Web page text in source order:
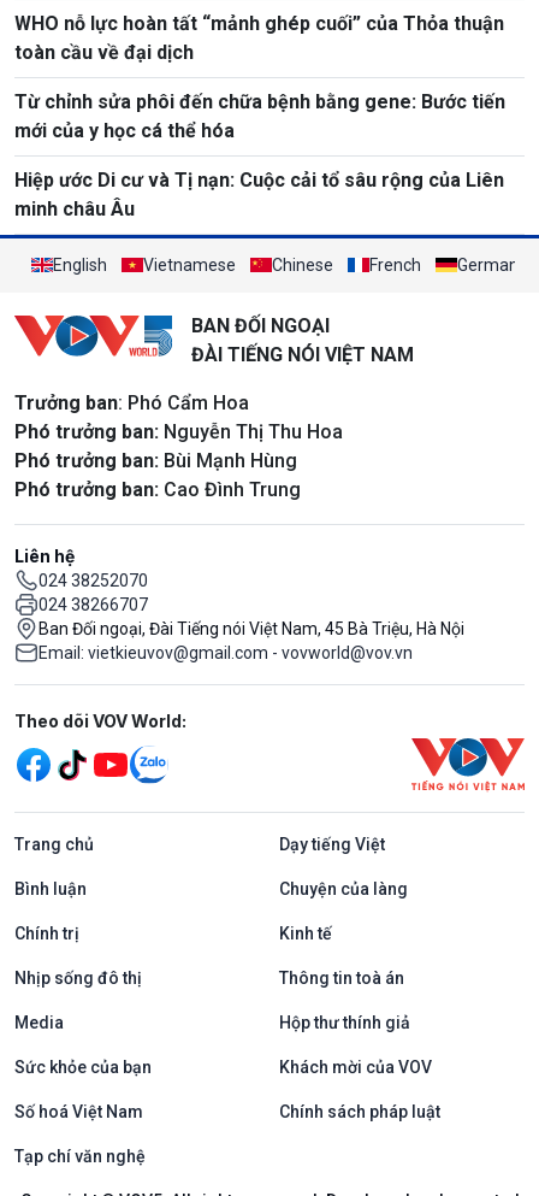
WHO nỗ lực hoàn tất “mảnh ghép cuối” của Thỏa thuận
toàn cầu về đại dịch
Từ chỉnh sửa phôi đến chữa bệnh bằng gene: Bước tiến
mới của y học cá thể hóa
Hiệp ước Di cư và Tị nạn: Cuộc cải tổ sâu rộng của Liên
minh châu Âu
English Vietnamese Chinese French German
BAN ĐỐI NGOẠI
ĐÀI TIẾNG NÓI VIỆT NAM
Trưởng ban: Phó Cẩm Hoa
Phó trưởng ban: Nguyễn Thị Thu Hoa
Phó trưởng ban: Bùi Mạnh Hùng
Phó trưởng ban: Cao Đình Trung
Liên hệ
024 38252070
024 38266707
Ban Đối ngoại, Đài Tiếng nói Việt Nam, 45 Bà Triệu, Hà Nội
Email: vietkieuvov@gmail.com - vovworld@vov.vn
Mạng xã hội
Theo dõi VOV World:
Trang chủ Dạy tiếng Việt
Bình luận Chuyện của làng
Chính trị Kinh tế
Nhịp sống đô thị Thông tin toà án
Media Hộp thư thính giả
Sức khỏe của bạn Khách mời của VOV
Số hoá Việt Nam Chính sách pháp luật
Tạp chí văn nghệ